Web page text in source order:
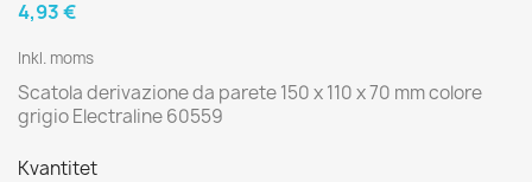
4,93 €
Inkl. moms
Scatola derivazione da parete 150 x 110 x 70 mm colore
grigio Electraline 60559
Kvantitet